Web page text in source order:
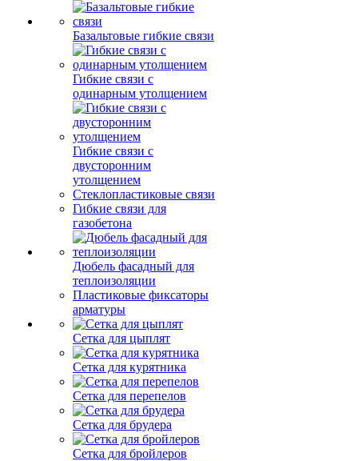
Базальтовые гибкие связи
Гибкие связи с
одинарным утолщением
Гибкие связи с
двусторонним
утолщением
Стеклопластиковые связи
Гибкие связи для
газобетона
Дюбель фасадный для
теплоизоляции
Пластиковые фиксаторы
арматуры
Сетка для цыплят
Сетка для курятника
Сетка для перепелов
Сетка для брудера
Сетка для бройлеров